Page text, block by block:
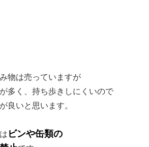
物は売っていますが
多く、持ち歩きしにくいので
良いと思います。
ビンや缶類の